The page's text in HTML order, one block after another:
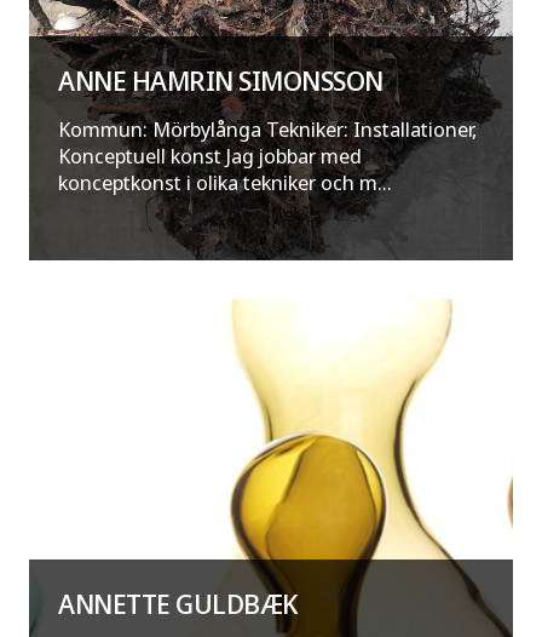
ANNE HAMRIN SIMONSSON
Kommun: Mörbylånga Tekniker: Installationer,
Konceptuell konst Jag jobbar med
konceptkonst i olika tekniker och m...
ANNETTE GULDBÆK